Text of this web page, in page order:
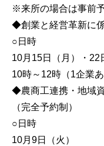
※来所の場合は事前
◆創業と経営革新に
○日時
10月15日（月）・22
10時～12時（1企業あ
◆農商工連携・地域
（完全予約制）
○日時
10月9日（火）